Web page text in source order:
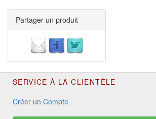
Partager un produit
SERVICE À LA CLIENTÈLE
Créer un Compte